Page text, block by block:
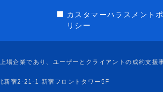
カスタマーハラスメントポ
リシー